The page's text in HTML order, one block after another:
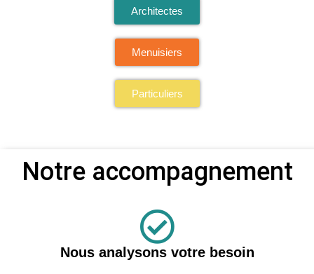
Architectes
Menuisiers
Particuliers
Notre accompagnement
Nous analysons votre besoin